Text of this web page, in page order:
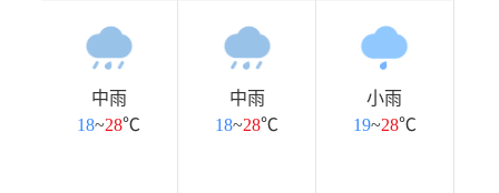
中雨
18~28℃
中雨
18~28℃
小雨
19~28℃